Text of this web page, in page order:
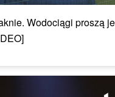
Wodociągi proszą